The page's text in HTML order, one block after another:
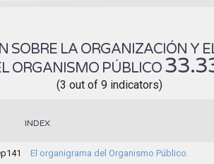
SOBRE LA ORGANIZACIÓN Y
ORGANISMO PÚBLICO
(3 out of 9 indicators)
INDEX
El organigrama del Organismo Público.